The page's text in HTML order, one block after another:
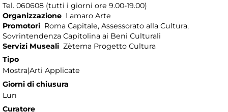
Tel. 060608 (tutti i giorni ore 9.00-19.00)
Organizzazione Lamaro Arte
Promotori Roma Capitale, Assessorato alla Cultura,
Sovrintendenza Capitolina ai Beni Culturali
Servizi Museali Zètema Progetto Cultura
Tipo
Mostra|Arti Applicate
Giorni di chiusura
Lun
Curatore